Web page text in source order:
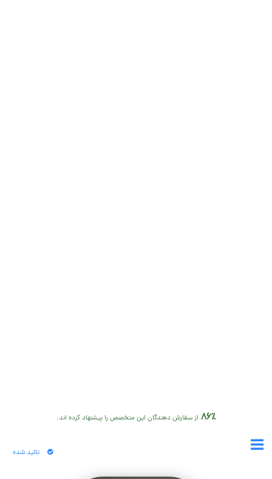
86٪ از سفارش دهندگان این متخصص را پیشنهاد کرده اند.
تائید شده